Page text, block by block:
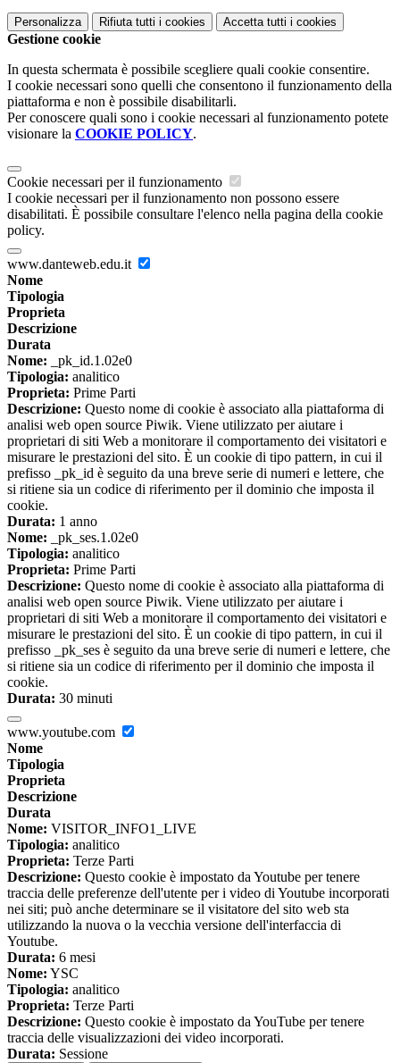
Personalizza Rifiuta tutti i cookies Accetta tutti i cookies
Gestione cookie
In questa schermata è possibile scegliere quali cookie consentire.
I cookie necessari sono quelli che consentono il funzionamento della
piattaforma e non è possibile disabilitarli.
Per conoscere quali sono i cookie necessari al funzionamento potete
visionare la COOKIE POLICY.
Cookie necessari per il funzionamento
I cookie necessari per il funzionamento non possono essere
disabilitati. È possibile consultare l'elenco nella pagina della cookie
policy.
www.danteweb.edu.it
Nome
Tipologia
Proprieta
Descrizione
Durata
Nome: _pk_id.1.02e0
Tipologia: analitico
Proprieta: Prime Parti
Descrizione: Questo nome di cookie è associato alla piattaforma di
analisi web open source Piwik. Viene utilizzato per aiutare i
proprietari di siti Web a monitorare il comportamento dei visitatori e
misurare le prestazioni del sito. È un cookie di tipo pattern, in cui il
prefisso _pk_id è seguito da una breve serie di numeri e lettere, che
si ritiene sia un codice di riferimento per il dominio che imposta il
cookie.
Durata: 1 anno
Nome: _pk_ses.1.02e0
Tipologia: analitico
Proprieta: Prime Parti
Descrizione: Questo nome di cookie è associato alla piattaforma di
analisi web open source Piwik. Viene utilizzato per aiutare i
proprietari di siti Web a monitorare il comportamento dei visitatori e
misurare le prestazioni del sito. È un cookie di tipo pattern, in cui il
prefisso _pk_ses è seguito da una breve serie di numeri e lettere, che
si ritiene sia un codice di riferimento per il dominio che imposta il
cookie.
Durata: 30 minuti
www.youtube.com
Nome
Tipologia
Proprieta
Descrizione
Durata
Nome: VISITOR_INFO1_LIVE
Tipologia: analitico
Proprieta: Terze Parti
Descrizione: Questo cookie è impostato da Youtube per tenere
traccia delle preferenze dell'utente per i video di Youtube incorporati
nei siti; può anche determinare se il visitatore del sito web sta
utilizzando la nuova o la vecchia versione dell'interfaccia di
Youtube.
Durata: 6 mesi
Nome: YSC
Tipologia: analitico
Proprieta: Terze Parti
Descrizione: Questo cookie è impostato da YouTube per tenere
traccia delle visualizzazioni dei video incorporati.
Durata: Sessione